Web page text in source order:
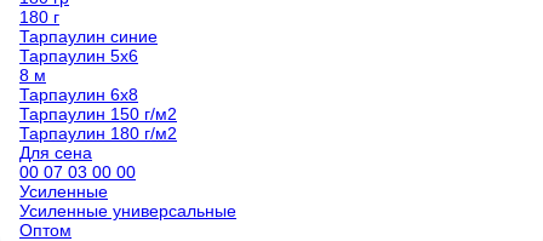
180 г
Тарпаулин синие
Тарпаулин 5х6
8 м
Тарпаулин 6х8
Тарпаулин 150 г/м2
Тарпаулин 180 г/м2
Для сена
00 07 03 00 00
Усиленные
Усиленные универсальные
Оптом